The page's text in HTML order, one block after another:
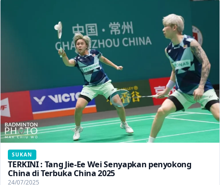
SUKAN
TERKINI : Tang Jie-Ee Wei Senyapkan penyokong
China di Terbuka China 2025
24/07/2025